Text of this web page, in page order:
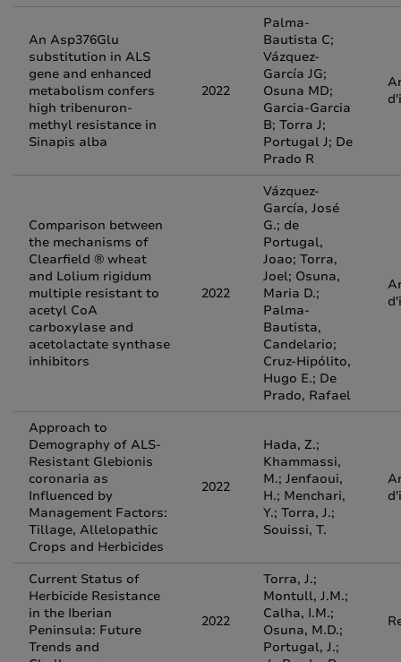
An Asp376Glu
substitution in ALS
gene and enhanced
metabolism confers
high tribenuron-
methyl resistance in
Sinapis alba
2022
Palma-
Bautista C;
Vázquez-
García JG;
Osuna MD;
Garcia-Garcia
B; Torra J;
Portugal J; De
Prado R
Comparison between
the mechanisms of
Clearfield ® wheat
and Lolium rigidum
multiple resistant to
acetyl CoA
carboxylase and
acetolactate synthase
inhibitors
2022
Vázquez-
García, José
G.; de
Portugal,
Joao; Torra,
Joel; Osuna,
Maria D.;
Palma-
Bautista,
Candelario;
Cruz-Hipólito,
Hugo E.; De
Prado, Rafael
Approach to
Demography of ALS-
Resistant Glebionis
coronaria as
Influenced by
Management Factors:
Tillage, Allelopathic
Crops and Herbicides
2022
Hada, Z.;
Khammassi,
M.; Jenfaoui,
H.; Menchari,
Y.; Torra, J.;
Souissi, T.
Current Status of
Herbicide Resistance
in the Iberian
Peninsula: Future
Trends and
2022
Torra, J.;
Montull, J.M.;
Calha, I.M.;
Osuna, M.D.;
Portugal, J.;